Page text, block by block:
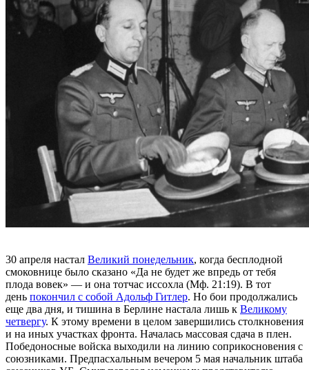
30 апреля настал Великий понедельник, когда бесплодной
смоковнице было сказано «Да не будет же впредь от тебя
плода вовек» — и она тотчас иссохла (Мф. 21:19). В тот
день покончил с собой Адольф Гитлер. Но бои продолжались
еще два дня, и тишина в Берлине настала лишь к Великому
четвергу. К этому времени в целом завершились столкновения
и на иных участках фронта. Началась массовая сдача в плен.
Победоносные войска выходили на линию соприкосновения с
союзниками. Предпасхальным вечером 5 мая начальник штаба